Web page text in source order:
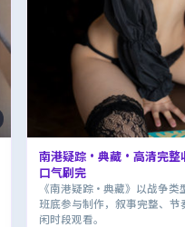
南港疑踪·典藏·高清完整
口气刷完
《南港疑踪·典藏》以战争类
班底参与制作，叙事完整、节
闲时段观看。